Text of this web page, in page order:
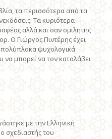
τα περισσότερα από τα
Tα κυριότερα
αλλά και σαν ομιλητής
O Γιώργος Πιντέρης έχει
πολύπλοκα ψυχολογικά
να μπορεί να τον καταλάβει
με την Eλληνική
ο σχεδιαστής του